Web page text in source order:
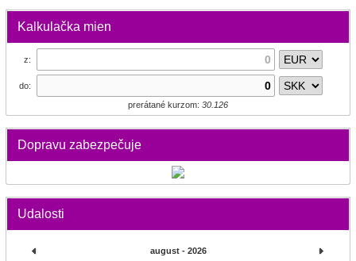
Kalkulačka mien
z:
do:
prerátané kurzom: 30.126
Dopravu zabezpečuje
Udalosti
august - 2026